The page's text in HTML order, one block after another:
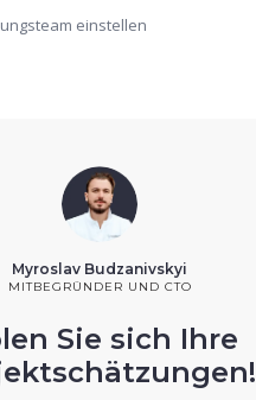
einstellen
Myroslav Budzanivskyi
MITBEGRÜNDER UND CTO
Sie sich Ihre